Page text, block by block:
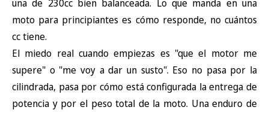
una de 230cc bien balanceada. Lo que manda en una
moto para principiantes es cómo responde, no cuántos
cc tiene.
El miedo real cuando empiezas es "que el motor me
supere" o "me voy a dar un susto". Eso no pasa por la
cilindrada, pasa por cómo está configurada la entrega de
potencia y por el peso total de la moto. Una enduro de